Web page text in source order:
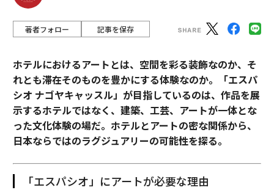
著者フォロー 記事を保存
ホテルにおけるアートとは、空間を彩る装飾なのか、そ
れとも滞在そのものを豊かにする体験なのか。「エスパ
シオ ナゴヤキャッスル」が目指しているのは、作品を展
示するホテルではなく、建築、工芸、アートが一体とな
った文化体験の場だ。ホテルとアートの密な関係から、
日本ならではのラグジュアリーの可能性を探る。
「エスパシオ」にアートが必要な理由